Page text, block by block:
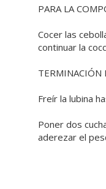
PARA LA
Cocer las
continuar la
TERMINACIÓN
Freír la lubina
Poner dos
aderezar el